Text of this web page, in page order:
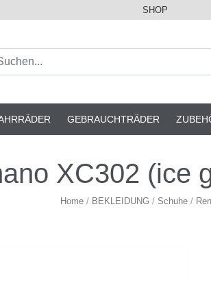
SHOP
GEBRAUCHTRÄDER
XC302 (ice
Home / BEKLEIDUNG / Schuhe /